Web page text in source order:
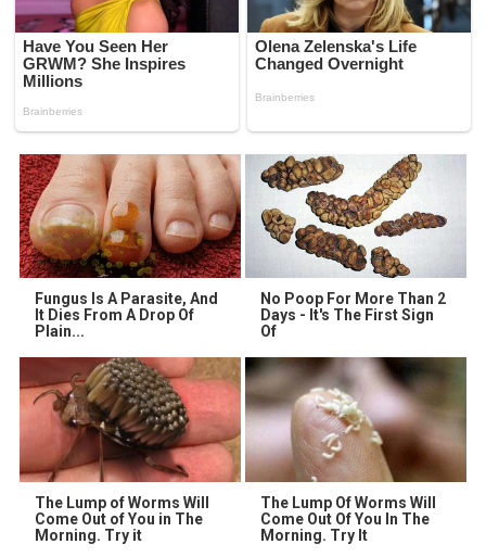
Fungus Is A Parasite, And
It Dies From A Drop Of
Plain...
No Poop For More Than 2
Days - It's The First Sign
Of
The Lump of Worms Will
Come Out of You in The
Morning. Try it
The Lump Of Worms Will
Come Out Of You In The
Morning. Try It